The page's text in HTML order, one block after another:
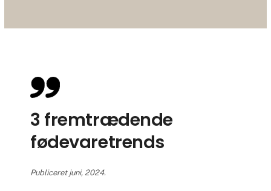
3 fremtrædende
fødevaretrends
Publiceret juni, 2024.